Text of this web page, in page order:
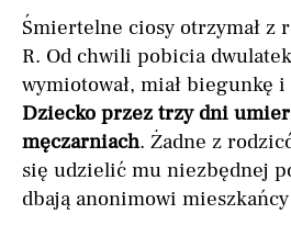
Śmiertelne ciosy otrzymał z
R. Od chwili pobicia
wymiotował, miał biegunkę
Dziecko przez trzy dni
męczarniach. Żadne z
się udzielić mu niezbędnej
dbają anonimowi